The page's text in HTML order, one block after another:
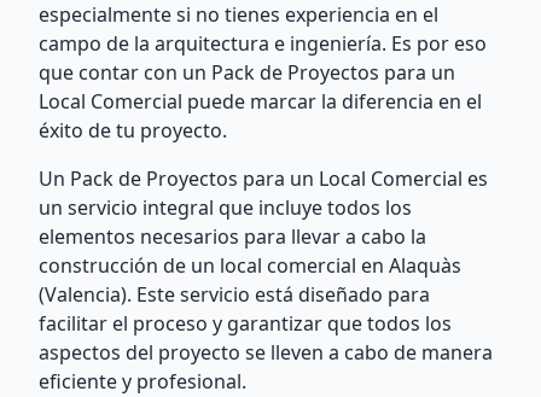
especialmente si no tienes experiencia en el
campo de la arquitectura e ingeniería. Es por eso
que contar con un Pack de Proyectos para un
Local Comercial puede marcar la diferencia en el
éxito de tu proyecto.
Un Pack de Proyectos para un Local Comercial es
un servicio integral que incluye todos los
elementos necesarios para llevar a cabo la
construcción de un local comercial en Alaquàs
(Valencia). Este servicio está diseñado para
facilitar el proceso y garantizar que todos los
aspectos del proyecto se lleven a cabo de manera
eficiente y profesional.